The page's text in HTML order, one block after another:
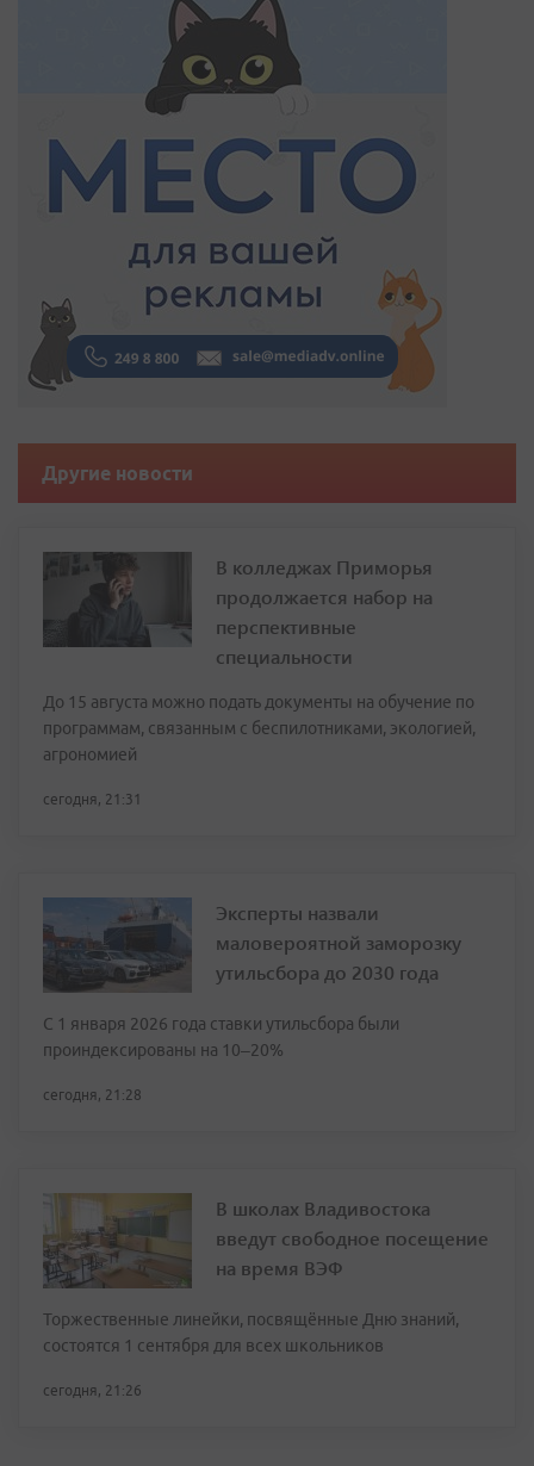
Другие новости
В колледжах Приморья
продолжается набор на
перспективные
специальности
До 15 августа можно подать документы на обучение по
программам, связанным с беспилотниками, экологией,
агрономией
сегодня, 21:31
Эксперты назвали
маловероятной заморозку
утильсбора до 2030 года
С 1 января 2026 года ставки утильсбора были
проиндексированы на 10–20%
сегодня, 21:28
В школах Владивостока
введут свободное посещение
на время ВЭФ
Торжественные линейки, посвящённые Дню знаний,
состоятся 1 сентября для всех школьников
сегодня, 21:26